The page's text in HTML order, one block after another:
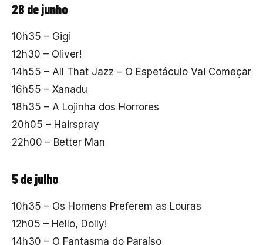
28 de junho
10h35 – Gigi
12h30 – Oliver!
14h55 – All That Jazz – O Espetáculo Vai Começar
16h55 – Xanadu
18h35 – A Lojinha dos Horrores
20h05 – Hairspray
22h00 – Better Man
5 de julho
10h35 – Os Homens Preferem as Louras
12h05 – Hello, Dolly!
14h30 – O Fantasma do Paraíso